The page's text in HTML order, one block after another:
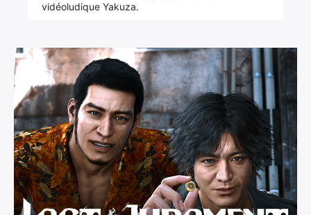
vidéoludique Yakuza.